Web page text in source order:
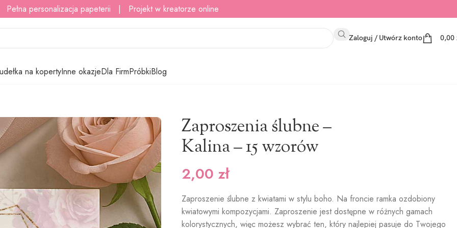
personalizacja papeterii | Projekt w kreatorze online
Zaloguj / Utwórz konto 0,00
na kopertyInne okazjeDla FirmPróbkiBlog
Zaproszenia ślubne –
Kalina – 15 wzorów
2,00 zł
Zaproszenie ślubne z kwiatami w stylu boho. Na froncie ramka ozdobiony
kwiatowymi kompozycjami. Zaproszenie jest dostępne w różnych gamach
kolorystycznych, więc możesz wybrać ten, który najlepiej pasuje do Twojego